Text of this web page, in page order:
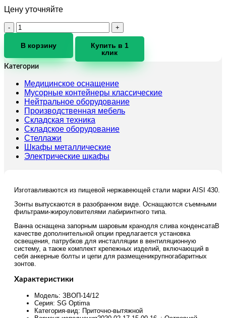
Цену уточняйте
Количество
товара
Зонт
вытяжной
островной
ЗВОП-14/12
В корзину
Купить в 1
клик
Категории
Медицинское оснащение
Мусорные контейнеры классические
Нейтральное оборудование
Производственная мебель
Складская техника
Складское оборудование
Стеллажи
Шкафы металлические
Электрические шкафы
Изготавливаются из пищевой нержавеющей стали марки AISI 430.
Зонты выпускаются в разобранном виде. Оснащаются съемными
фильтрами-жироуловителями лабиринтного типа.
Ванна оснащена запорным шаровым кранодля слива конденсатаВ
качестве дополнительной опции предлагается установка
освещения, патрубков для инсталляции в вентиляционную
систему, а также комплект крепежных изделий, включающий в
себя анкерные болты и цепи для размещеникрупногабаритных
зонтов.
Характеристики
Модель: ЗВОП-14/12
Серия: SG Optima
Категория-вид: Приточно-вытяжной